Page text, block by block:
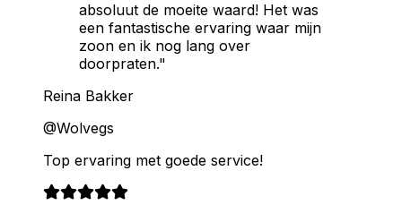
absoluut de moeite waard! Het was
een fantastische ervaring waar mijn
zoon en ik nog lang over
doorpraten."
Reina Bakker
@Wolvegs
Top ervaring met goede service!